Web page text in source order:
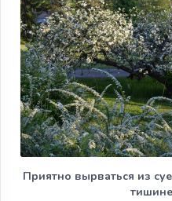
Приятно вырваться из